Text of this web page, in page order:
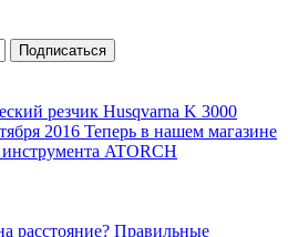
Подписаться
резчик Husqvarna K 3000
2016 Теперь в нашем магазине
ATORCH
расстояние? Правильные